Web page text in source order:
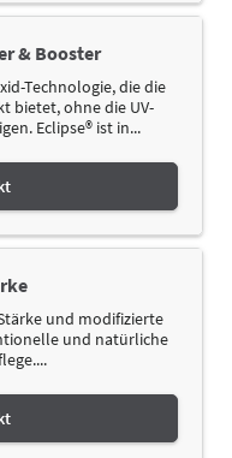
& Booster
Technologie, die die
bietet, ohne die UV-
Eclipse® ist in...
und modifizierte
und natürliche